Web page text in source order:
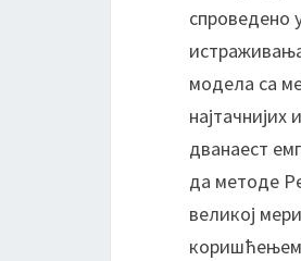
спроведено
модела са
дванаест
да методе
великој
коришћењем